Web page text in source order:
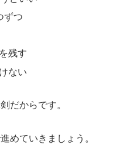
ずつ
残す
ない
だからです。
めていきましょう。